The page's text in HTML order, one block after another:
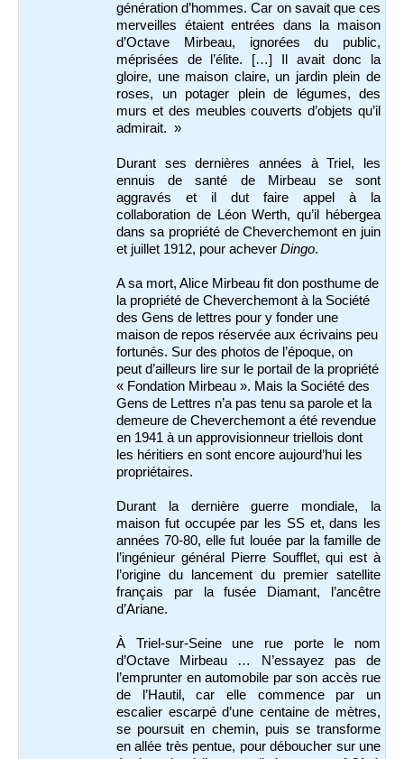
génération d’hommes. Car on savait que ces
merveilles étaient entrées dans la maison
d’Octave Mirbeau, ignorées du public,
méprisées de l’élite. […] Il avait donc la
gloire, une maison claire, un jardin plein de
roses, un potager plein de légumes, des
murs et des meubles couverts d’objets qu’il
admirait. »
Durant ses dernières années à Triel, les
ennuis de santé de Mirbeau se sont
aggravés et il dut faire appel à la
collaboration de Léon Werth, qu’il hébergea
dans sa propriété de Cheverchemont en juin
et juillet 1912, pour achever Dingo.
A sa mort, Alice Mirbeau fit don posthume de
la propriété de Cheverchemont à la Société
des Gens de lettres pour y fonder une
maison de repos réservée aux écrivains peu
fortunés. Sur des photos de l’époque, on
peut d’ailleurs lire sur le portail de la propriété
« Fondation Mirbeau ». Mais la Société des
Gens de Lettres n’a pas tenu sa parole et la
demeure de Cheverchemont a été revendue
en 1941 à un approvisionneur triellois dont
les héritiers en sont encore aujourd’hui les
propriétaires.
Durant la dernière guerre mondiale, la
maison fut occupée par les SS et, dans les
années 70-80, elle fut louée par la famille de
l’ingénieur général Pierre Soufflet, qui est à
l’origine du lancement du premier satellite
français par la fusée Diamant, l’ancêtre
d’Ariane.
À Triel-sur-Seine une rue porte le nom
d’Octave Mirbeau … N’essayez pas de
l’emprunter en automobile par son accès rue
de l’Hautil, car elle commence par un
escalier escarpé d’une centaine de mètres,
se poursuit en chemin, puis se transforme
en allée très pentue, pour déboucher sur une